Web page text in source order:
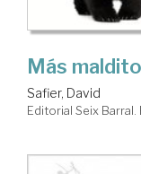
Más
Safier, David
Editorial Seix